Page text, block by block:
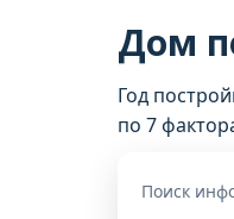
Дом
Год
по 7
Поиск